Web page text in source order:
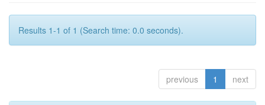
Results 1-1 of 1 (Search time: 0.0 seconds).
previous 1 next